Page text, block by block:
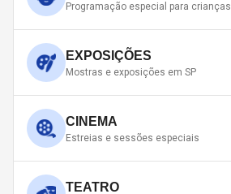
Programação especial para crianças
EXPOSIÇÕES
Mostras e exposições em SP
CINEMA
Estreias e sessões especiais
TEATRO